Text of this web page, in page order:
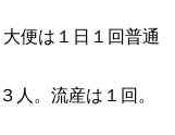
便は１日１回普通
人。流産は１回。